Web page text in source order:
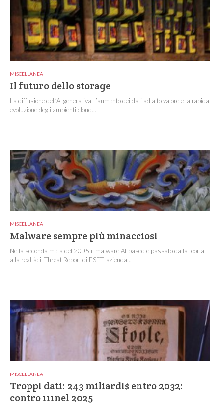
MISCELLANEA
Il futuro dello storage
La diffusione dell’AI generativa, l’aumento dei dati ad alto valore e la rapida
evoluzione degli ambienti cloud...
MISCELLANEA
Malware sempre più minacciosi
Nella seconda metà del 2005 il malware AI-based è passato dalla teoria
alla realtà: il Threat Report di ESET, azienda...
MISCELLANEA
Troppi dati: 243 miliardi$ entro 2032:
contro 111nel 2025